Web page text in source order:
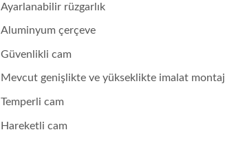
Ayarlanabilir rüzgarlık
Aluminyum çerçeve
Güvenlikli cam
Mevcut genişlikte ve yükseklikte imalat montaj
Temperli cam
Hareketli cam